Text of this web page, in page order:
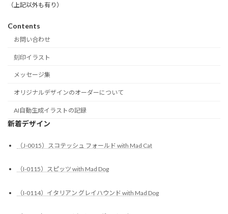
（上記以外も有り）
Contents
お問い合わせ
刻印イラスト
メッセージ集
オリジナルデザインのオーダーについて
AI自動生成イラストの記録
新着デザイン
（J-0015）スコテッシュ フォールド with Mad Cat
（I-0115）スピッツ with Mad Dog
（I-0114）イタリアン グレイハウンド with Mad Dog